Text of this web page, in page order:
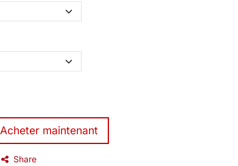
​Acheter maintenant
Share